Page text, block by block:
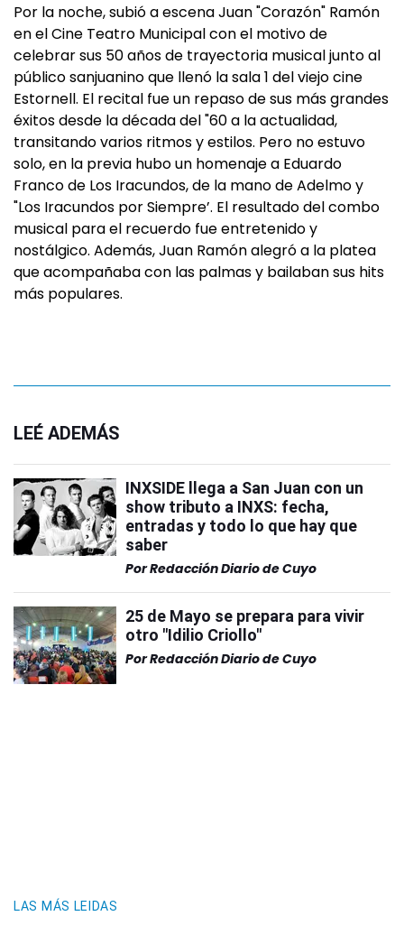
Por la noche, subió a escena Juan "Corazón" Ramón
en el Cine Teatro Municipal con el motivo de
celebrar sus 50 años de trayectoria musical junto al
público sanjuanino que llenó la sala 1 del viejo cine
Estornell. El recital fue un repaso de sus más grandes
éxitos desde la década del "60 a la actualidad,
transitando varios ritmos y estilos. Pero no estuvo
solo, en la previa hubo un homenaje a Eduardo
Franco de Los Iracundos, de la mano de Adelmo y
"Los Iracundos por Siempre’. El resultado del combo
musical para el recuerdo fue entretenido y
nostálgico. Además, Juan Ramón alegró a la platea
que acompañaba con las palmas y bailaban sus hits
más populares.
LEÉ ADEMÁS
INXSIDE llega a San Juan con un
show tributo a INXS: fecha,
entradas y todo lo que hay que
saber
PorRedacción Diario de Cuyo
25 de Mayo se prepara para vivir
otro "Idilio Criollo"
PorRedacción Diario de Cuyo
LAS MÁS LEIDAS